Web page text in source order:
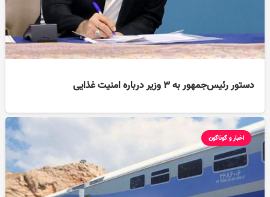
دستور رئیس‌جمهور به ۳ وزیر درباره امنیت غذایی
اخبار و گوناگون